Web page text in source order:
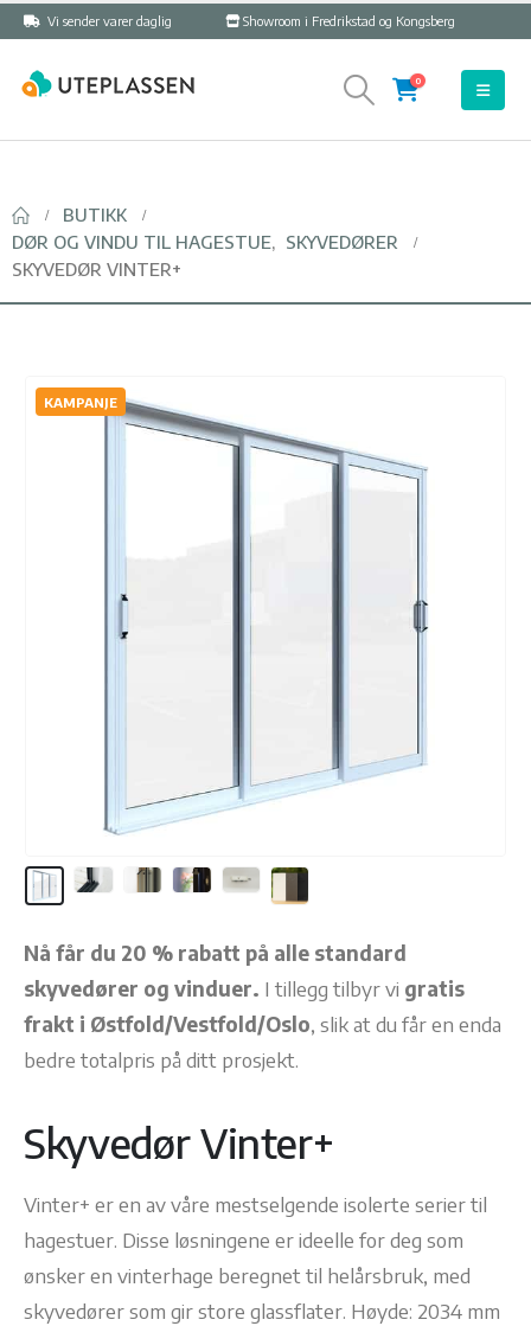
Vi sender varer daglig Showroom i Fredrikstad og Kongsberg
0
BUTIKK
DØR OG VINDU TIL HAGESTUE, SKYVEDØRER
SKYVEDØR VINTER+
KAMPANJE
Nå får du 20 % rabatt på alle standard
skyvedører og vinduer. I tillegg tilbyr vi gratis
frakt i Østfold/Vestfold/Oslo, slik at du får en enda
bedre totalpris på ditt prosjekt.
Skyvedør Vinter+
Vinter+ er en av våre mestselgende isolerte serier til
hagestuer. Disse løsningene er ideelle for deg som
ønsker en vinterhage beregnet til helårsbruk, med
skyvedører som gir store glassflater. Høyde: 2034 mm